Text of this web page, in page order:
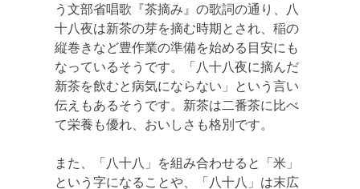
う文部省唱歌『茶摘み』の歌詞の通り、八
十八夜は新茶の芽を摘む時期とされ、稲の
縦巻きなど豊作業の準備を始める目安にも
なっているそうです。「八十八夜に摘んだ
新茶を飲むと病気にならない」という言い
伝えもあるそうです。新茶は二番茶に比べ
て栄養も優れ、おいしさも格別です。
また、「八十八」を組み合わせると「米」
という字になることや、「八十八」は末広